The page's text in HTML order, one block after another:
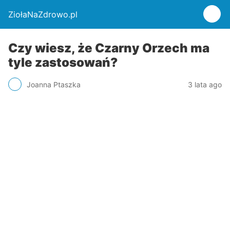
ZiołaNaZdrowo.pl
Czy wiesz, że Czarny Orzech ma
tyle zastosowań?
Joanna Ptaszka 3 lata ago